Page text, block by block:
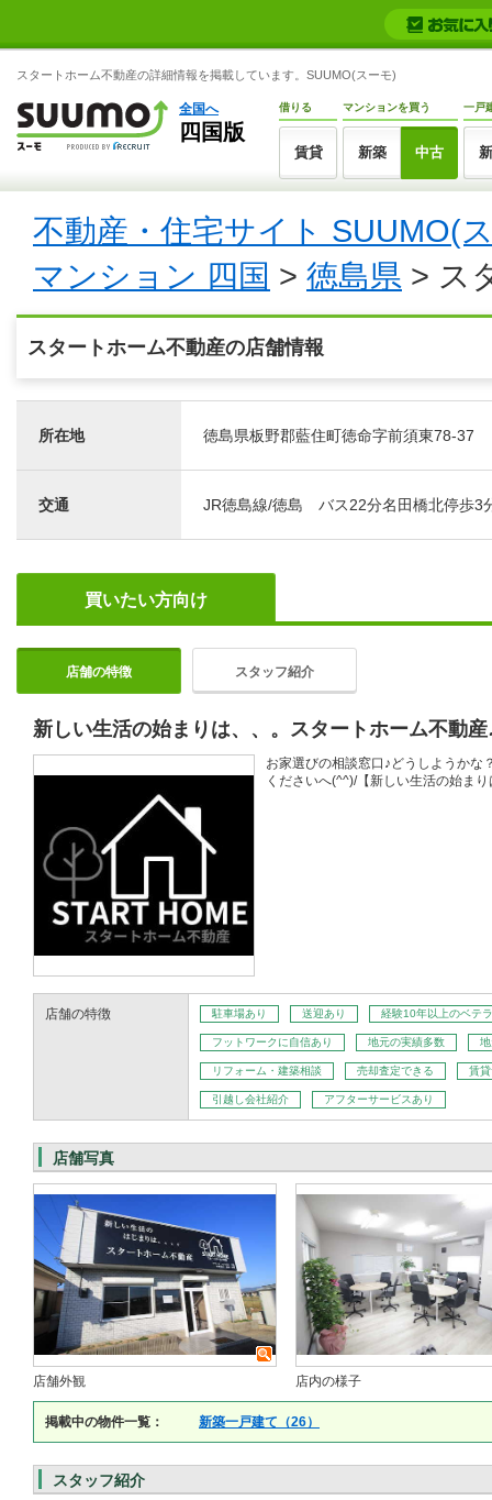
スタートホーム不動産の詳細情報を掲載しています。SUUMO(スーモ)
全国へ
四国版
借りる
賃貸
マンションを買う
新築 中古
一戸
不動産・住宅サイト SUUMO(
マンション 四国 > 徳島県 > ス
スタートホーム不動産の店舗情報
所在地 徳島県板野郡藍住町徳命字前須東78-37
交通 JR徳島線/徳島 バス22分名田橋北停歩3
買いたい方向け
店舗の特徴 スタッフ紹介
新しい生活の始まりは、、。スタートホーム不動
お家選びの相談窓口♪どうしようかな
くださいへ(^^)/【新しい生活の始ま
店舗の特徴 駐車場あり 送迎あり 経験10年以上のベテ
フットワークに自信あり 地元の実績多数
リフォーム・建築相談 売却査定できる 賃
引越し会社紹介 アフターサービスあり
店舗写真
店舗外観 店内の様子
掲載中の物件一覧： 新築一戸建て（26）
スタッフ紹介